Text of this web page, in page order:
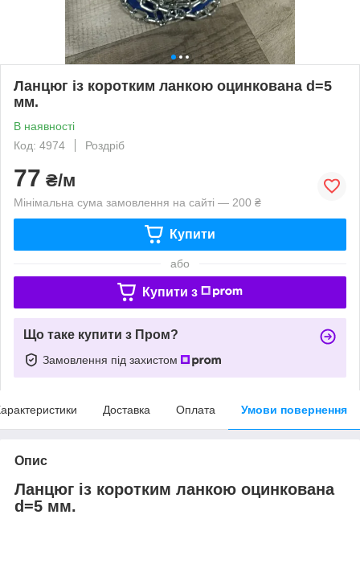
Ланцюг із коротким ланкою оцинкована d=5
мм.
В наявності
Код: 4974
Роздріб
77 ₴/м
Мінімальна сума замовлення на сайті — 200 ₴
Купити
або
Купити з
Що таке купити з Пром?
Замовлення під захистом
Доставка Оплата Умови повернення
Опис
Ланцюг із коротким ланкою оцинкована
d=5 мм.